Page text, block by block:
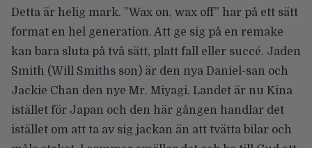
Detta är helig mark. ”Wax on, wax off” har på ett sätt
format en hel generation. Att ge sig på en remake
kan bara sluta på två sätt, platt fall eller succé. Jaden
Smith (Will Smiths son) är den nya Daniel-san och
Jackie Chan den nye Mr. Miyagi. Landet är nu Kina
istället för Japan och den här gången handlar det
istället om att ta av sig jackan än att tvätta bilar och